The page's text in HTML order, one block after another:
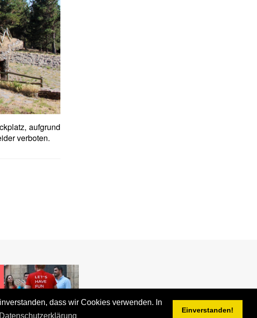
dass wir Cookies verwenden. In
Datenschutzerklärung
Einverstanden!
aufgrund
verboten.